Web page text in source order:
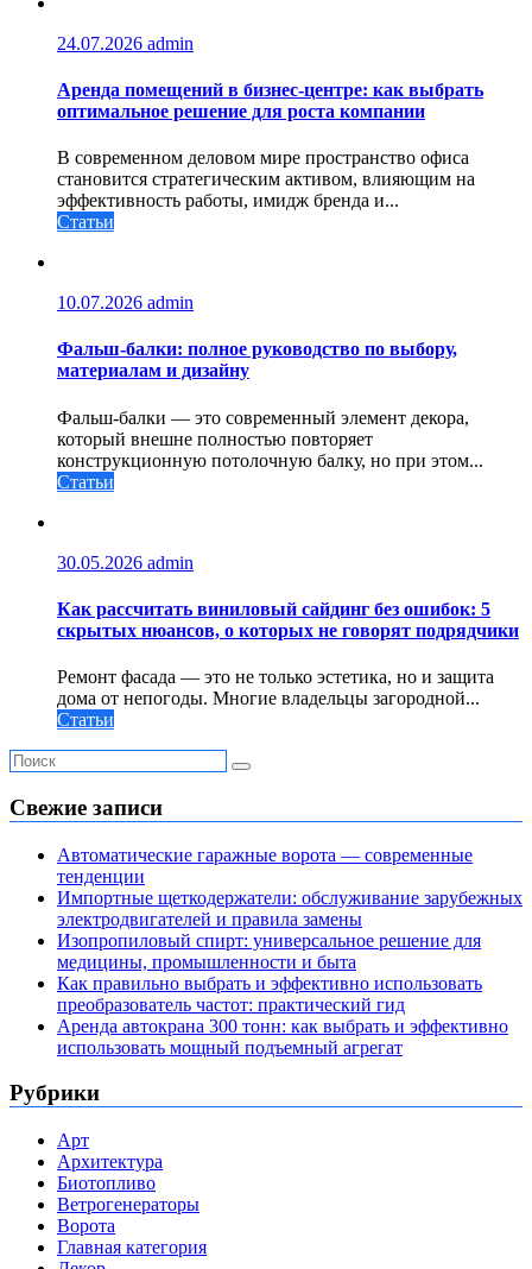
24.07.2026 admin
Аренда помещений в бизнес‑центре: как выбрать
оптимальное решение для роста компании
В современном деловом мире пространство офиса
становится стратегическим активом, влияющим на
эффективность работы, имидж бренда и...
Статьи
10.07.2026 admin
Фальш-балки: полное руководство по выбору,
материалам и дизайну
Фальш-балки — это современный элемент декора,
который внешне полностью повторяет
конструкционную потолочную балку, но при этом...
Статьи
30.05.2026 admin
Как рассчитать виниловый сайдинг без ошибок: 5
скрытых нюансов, о которых не говорят подрядчики
Ремонт фасада — это не только эстетика, но и защита
дома от непогоды. Многие владельцы загородной...
Статьи
Свежие записи
Автоматические гаражные ворота — современные
тенденции
Импортные щеткодержатели: обслуживание зарубежных
электродвигателей и правила замены
Изопропиловый спирт: универсальное решение для
медицины, промышленности и быта
Как правильно выбрать и эффективно использовать
преобразователь частот: практический гид
Аренда автокрана 300 тонн: как выбрать и эффективно
использовать мощный подъемный агрегат
Рубрики
Арт
Архитектура
Биотопливо
Ветрогенераторы
Ворота
Главная категория